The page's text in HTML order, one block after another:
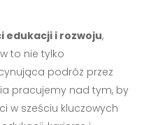
edukacji i rozwoju,
to nie tylko
podróż przez
pracujemy nad tym, by
w sześciu kluczowych